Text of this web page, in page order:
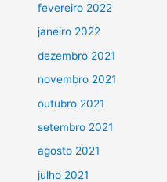
fevereiro 2022
janeiro 2022
dezembro 2021
novembro 2021
outubro 2021
setembro 2021
agosto 2021
julho 2021